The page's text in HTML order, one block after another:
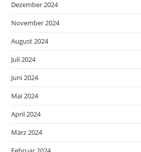
Dezember 2024
November 2024
August 2024
Juli 2024
Juni 2024
Mai 2024
April 2024
März 2024